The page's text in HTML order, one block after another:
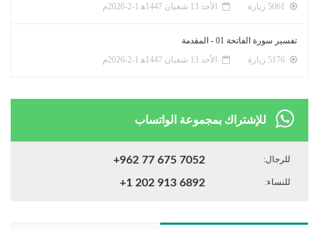
الأحد 13 شعبان 1447ﻫ 1-2-2026م
تفسير سورة الفاتحة 01 - المقدمة
الأحد 13 شعبان 1447ﻫ 1-2-2026م
للإشتراك بمجموعة الواتساب
للرجال: +962 77 675 7052
للنساء: +1 202 913 6892